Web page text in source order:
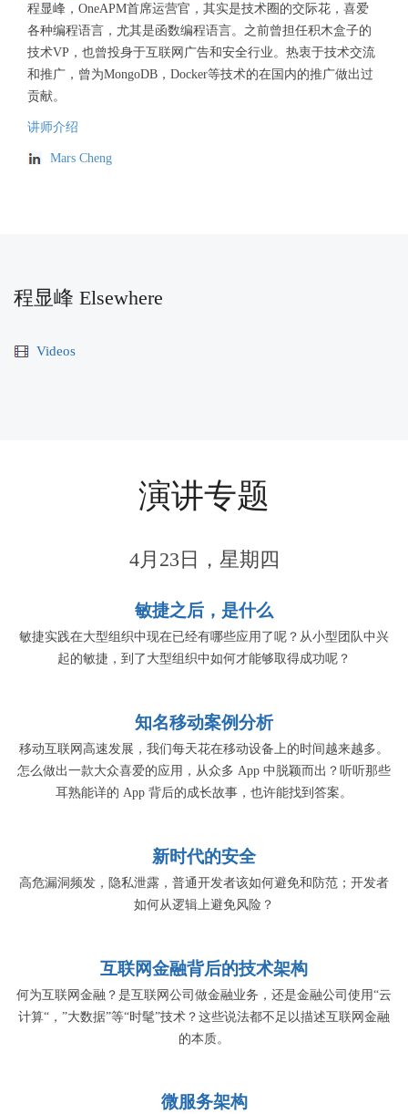
程显峰，OneAPM首席运营官，其实是技术圈的交际花，喜爱
各种编程语言，尤其是函数编程语言。之前曾担任积木盒子的
技术VP，也曾投身于互联网广告和安全行业。热衷于技术交流
和推广，曾为MongoDB，Docker等技术的在国内的推广做出过
贡献。
讲师介绍
Mars Cheng
程显峰 Elsewhere
Videos
演讲专题
4月23日，星期四
敏捷之后，是什么
敏捷实践在大型组织中现在已经有哪些应用了呢？从小型团队中兴
起的敏捷，到了大型组织中如何才能够取得成功呢？
知名移动案例分析
移动互联网高速发展，我们每天花在移动设备上的时间越来越多。
怎么做出一款大众喜爱的应用，从众多 App 中脱颖而出？听听那些
耳熟能详的 App 背后的成长故事，也许能找到答案。
新时代的安全
高危漏洞频发，隐私泄露，普通开发者该如何避免和防范；开发者
如何从逻辑上避免风险？
互联网金融背后的技术架构
何为互联网金融？是互联网公司做金融业务，还是金融公司使用“云
计算“，”大数据”等“时髦”技术？这些说法都不足以描述互联网金融
的本质。
微服务架构